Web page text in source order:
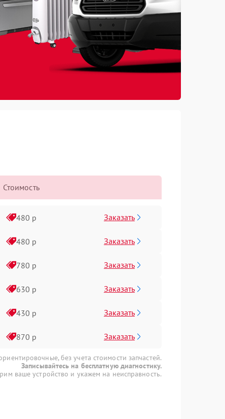
Стоимость
480 р Заказать
480 р Заказать
780 р Заказать
630 р Заказать
430 р Заказать
870 р Заказать
без учета стоимости запчастей.
Записывайтесь на бесплатную диагностику.
ваше устройство и укажем на неисправность.